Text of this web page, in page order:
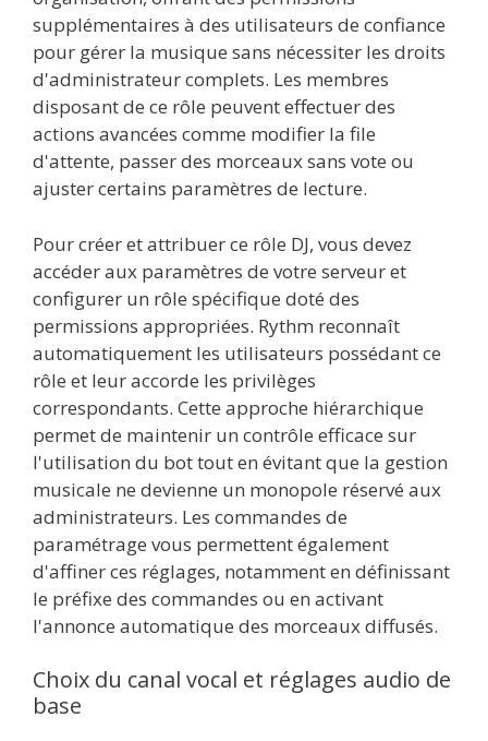
supplémentaires à des utilisateurs de confiance
pour gérer la musique sans nécessiter les droits
d'administrateur complets. Les membres
disposant de ce rôle peuvent effectuer des
actions avancées comme modifier la file
d'attente, passer des morceaux sans vote ou
ajuster certains paramètres de lecture.
Pour créer et attribuer ce rôle DJ, vous devez
accéder aux paramètres de votre serveur et
configurer un rôle spécifique doté des
permissions appropriées. Rythm reconnaît
automatiquement les utilisateurs possédant ce
rôle et leur accorde les privilèges
correspondants. Cette approche hiérarchique
permet de maintenir un contrôle efficace sur
l'utilisation du bot tout en évitant que la gestion
musicale ne devienne un monopole réservé aux
administrateurs. Les commandes de
paramétrage vous permettent également
d'affiner ces réglages, notamment en définissant
le préfixe des commandes ou en activant
l'annonce automatique des morceaux diffusés.
Choix du canal vocal et réglages audio de
base